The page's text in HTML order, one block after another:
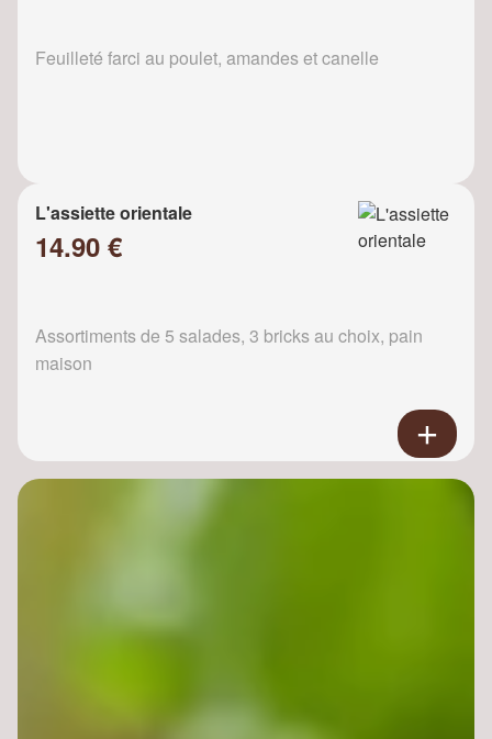
Feuilleté farci au poulet, amandes et canelle
L'assiette orientale
14.90 €
Assortiments de 5 salades, 3 bricks au choix, pain
maison